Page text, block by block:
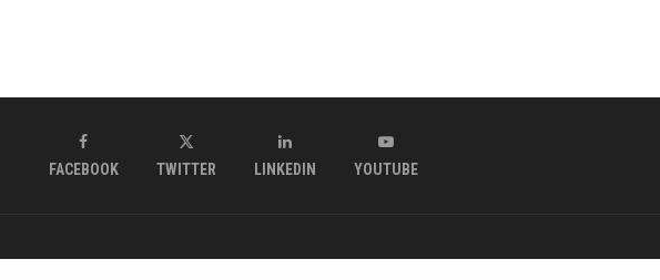
FACEBOOK TWITTER LINKEDIN YOUTUBE